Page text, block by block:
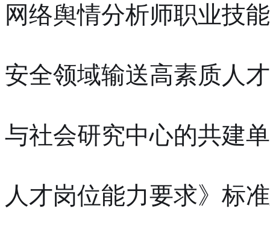
网络舆情分析师职业技
安全领域输送高素质人
与社会研究中心的共建
人才岗位能力要求》标